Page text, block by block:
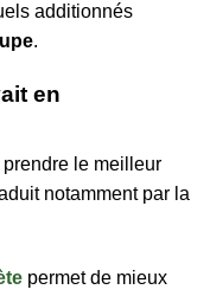
additionnés
.
en
le meilleur
notamment par la
permet de mieux